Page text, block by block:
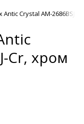
Crystal AM-2686BSJ-
Cr, хром